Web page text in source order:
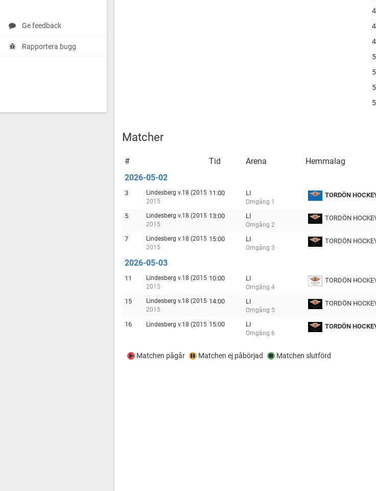
Ge feedback
Rapportera bugg
Matcher
# Tid Arena Hemmalag
2026-05-02
3
Lindesberg v.18 (2015)
2015
11:00 LI
Omgång 1
TORDÖN
5
Lindesberg v.18 (2015)
2015
13:00 LI
Omgång 2
TORDÖN
7
Lindesberg v.18 (2015)
2015
15:00 LI
Omgång 3
TORDÖN
2026-05-03
11
Lindesberg v.18 (2015)
2015
10:00 LI
Omgång 4
TORDÖN
15
Lindesberg v.18 (2015)
2015
14:00 LI
Omgång 5
TORDÖN
16 Lindesberg v.18 (2015) 15:00 LI
Omgång 6
TORDÖN
Matchen pågår Matchen ej påbörjad Matchen slutförd